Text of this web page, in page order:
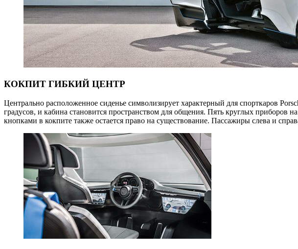
КОКПИТ ГИБКИЙ ЦЕНТР
Центрально расположенное сиденье символизирует характерный для спорткаров
градусов, и кабина становится пространством для общения. Пять круглых
кнопками в кокпите также остается право на существование. Пассажиры слева и